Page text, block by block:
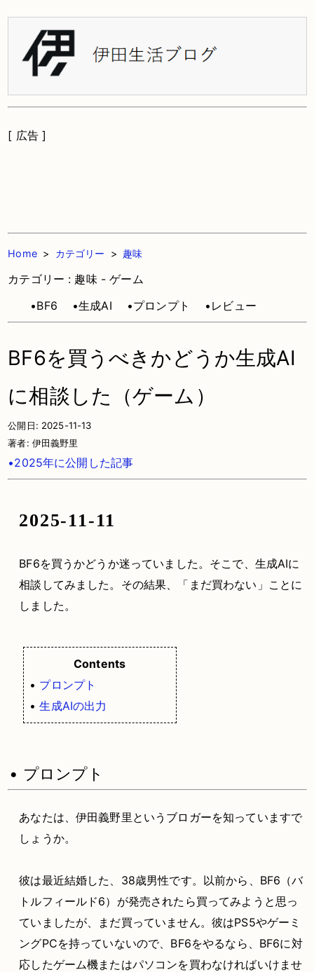
[ 広告 ]
Home> カテゴリー > 趣味
カテゴリー : 趣味 - ゲーム
•BF6
•生成AI •プロンプト •レビュー
BF6を買うべきかどうか生成AI
に相談した（ゲーム）
公開日: 2025-11-13
著者: 伊田義野里
•2025年に公開した記事
2025-11-11
BF6を買うかどうか迷っていました。そこで、生成AIに
相談してみました。その結果、「まだ買わない」ことに
しました。
Contents
• プロンプト
•生成AIの出力
• プロンプト
あなたは、伊田義野里というブロガーを知っていますで
しょうか。
彼は最近結婚した、38歳男性です。以前から、BF6（バ
トルフィールド6）が発売されたら買ってみようと思っ
ていましたが、まだ買っていません。彼はPS5やゲーミ
ングPCを持っていないので、BF6をやるなら、BF6に対
応したゲーム機またはパソコンを買わなければいけませ